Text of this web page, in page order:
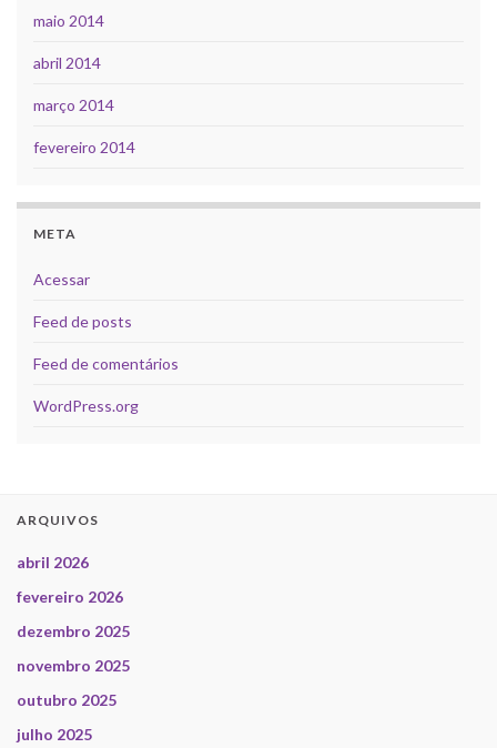
maio 2014
abril 2014
março 2014
fevereiro 2014
META
Acessar
Feed de posts
Feed de comentários
WordPress.org
ARQUIVOS
abril 2026
fevereiro 2026
dezembro 2025
novembro 2025
outubro 2025
julho 2025